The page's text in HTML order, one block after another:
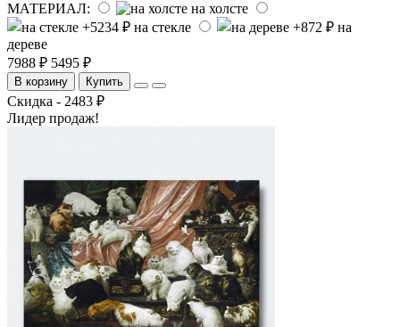
МАТЕРИАЛ:
на холсте
на стекле
на
дереве
7988 ₽ 5495 ₽
В корзину Купить
Скидка - 2483 ₽
Лидер продаж!